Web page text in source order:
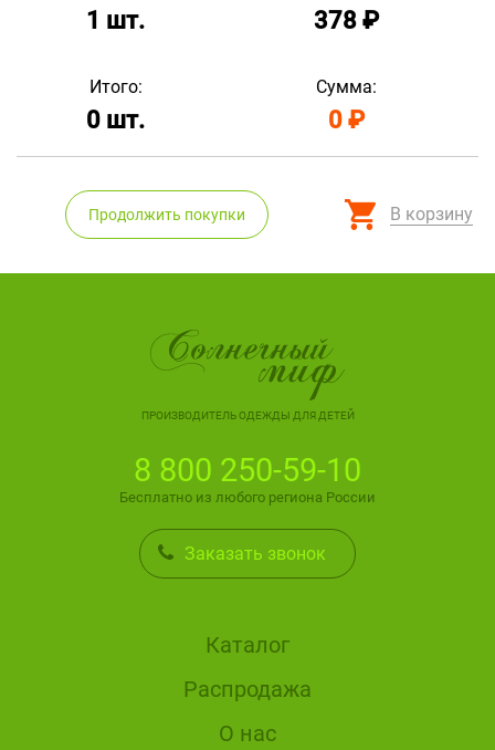
1 шт. 378 ₽
Итого:
0 шт.
Сумма:
0 ₽
Продолжить покупки В корзину
ПРОИЗВОДИТЕЛЬ ОДЕЖДЫ ДЛЯ ДЕТЕЙ
8 800 250-59-10
Бесплатно из любого региона России
Заказать звонок
Каталог
Распродажа
О нас